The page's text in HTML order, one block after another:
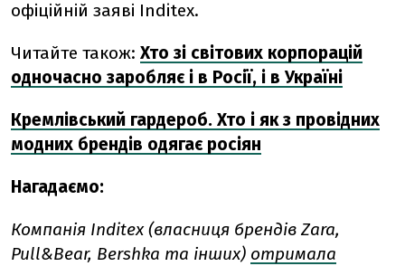
офіційній заяві Inditex.
Читайте також: Хто зі світових корпорацій
одночасно заробляє і в Росії, і в Україні
Кремлівський гардероб. Хто і як з провідних
модних брендів одягає росіян
Нагадаємо:
Компанія Inditex (власниця брендів Zara,
Pull&Bear, Bershka та інших) отримала